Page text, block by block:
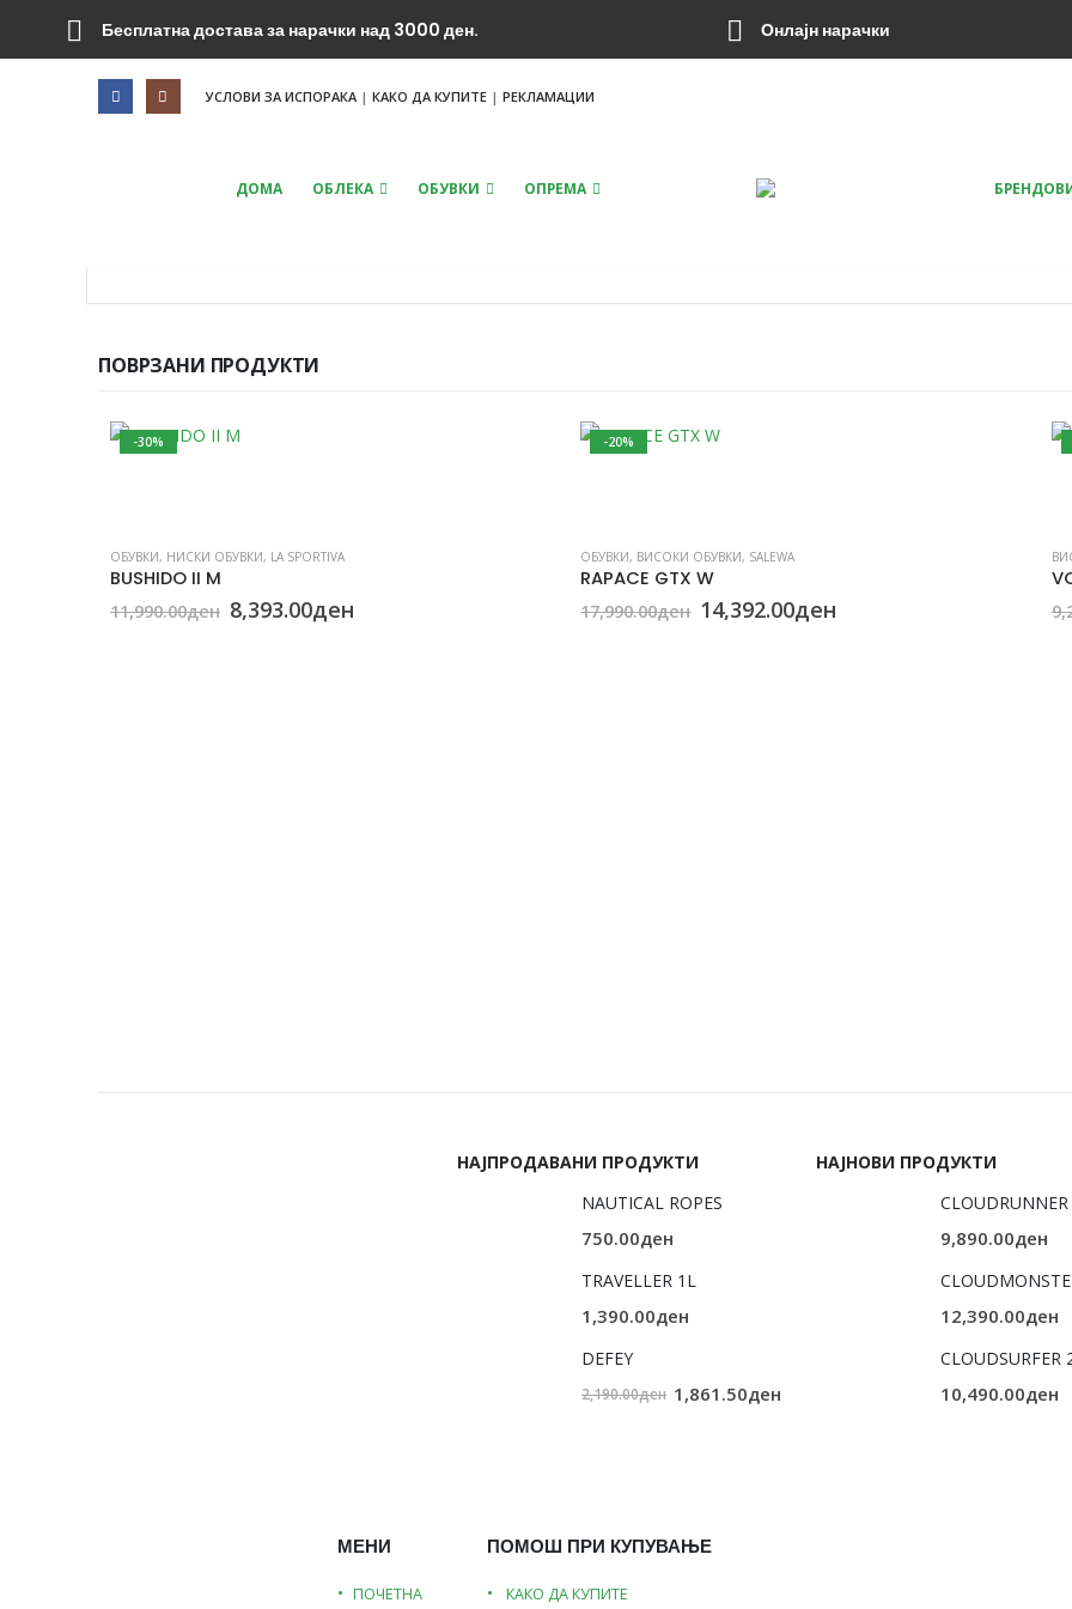
Бесплатна достава за нарачки над 3000 ден. Онлајн нарачки
УСЛОВИ ЗА ИСПОРАКА |КАКО ДА КУПИТЕ |РЕКЛАМАЦИИ
ДОМА ОБЛЕКА ОБУВКИ ОПРЕМА
ПОВРЗАНИ ПРОДУКТИ
-30%
This product has multiple variants. The options may be chosen on the product page
ОБУВКИ, НИСКИ ОБУВКИ, LA SPORTIVA
BUSHIDO II M
11,990.00ден Original
price
8,393.00ден
-20%
This product has multiple variants. The options may be chosen on the product page
ОБУВКИ, ВИСОКИ ОБУВКИ, SALEWA
RAPACE GTX W
17,990.00ден Original
price
14,392.00ден
This product has multiple variants.
НАЈПРОДАВАНИ ПРОДУКТИ
NAUTICAL ROPES
750.00ден
TRAVELLER 1L
1,390.00ден
DEFEY
2,190.00ден Original
1,861.50ден
НАЈНОВИ ПРОДУКТИ
9,890.00ден
12,390.00ден
CLOUDSURFER
10,490.00ден
МЕНИ
ПОЧЕТНА
ПОМОШ ПРИ КУПУВАЊЕ
КАКО ДА КУПИТЕ